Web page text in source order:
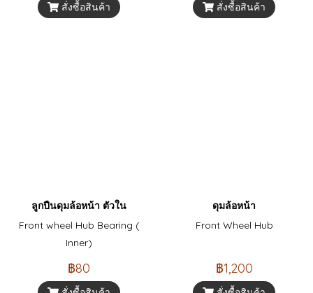
สั่งซื้อสินค้า สั่งซื้อสินค้า
ลูกปืนดุมล้อหน้า ตัวใน
Front wheel Hub Bearing (
Inner)
฿80
ดุมล้อหน้า
Front Wheel Hub
฿1,200